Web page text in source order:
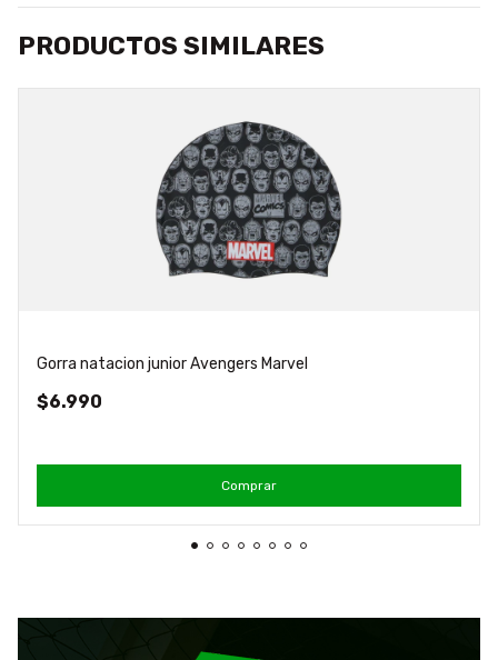
PRODUCTOS SIMILARES
Gorra natacion junior Avengers Marvel
$6.990
Comprar